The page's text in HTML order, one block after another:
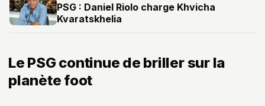
PSG : Daniel Riolo charge Khvicha
Kvaratskhelia
Le PSG continue de briller sur la
planète foot